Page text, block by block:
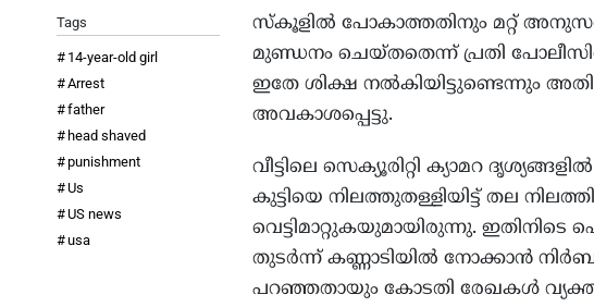
Tags
14-year-old girl
Arrest
father
head shaved
punishment
Us
US news
usa
സ്കൂളിൽ പോകാത്തതിനും മറ്റ്
മുണ്ഡനം ചെയ്തതെന്ന് പ്രതി
ഇതേ ശിക്ഷ നൽകിയിട്ടുണ്ടെന്നും
അവകാശപ്പെട്ടു.
വീട്ടിലെ സെക്യൂരിറ്റി ക്യാമറ
കുട്ടിയെ നിലത്തുതള്ളിയിട്ട് തല
വെട്ടിമാറ്റുകയുമായിരുന്നു. ഇതിനിടെ
തുടർന്ന് കണ്ണാടിയിൽ നോക്കാൻ
പറഞ്ഞതായും കോടതി രേഖകൾ